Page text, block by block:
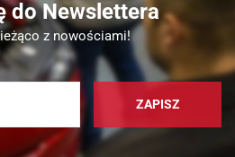
do Newslettera
z nowościami!